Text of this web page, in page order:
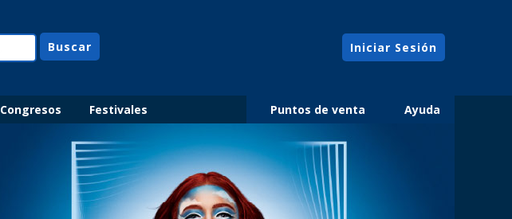
Iniciar Sesión
Congresos Festivales Puntos de venta Ayuda